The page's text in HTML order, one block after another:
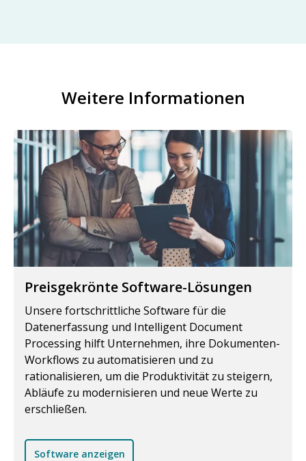
Weitere Informationen
Preisgekrönte Software-Lösungen
Unsere fortschrittliche Software für die
Datenerfassung und Intelligent Document
Processing hilft Unternehmen, ihre Dokumenten-
Workflows zu automatisieren und zu
rationalisieren, um die Produktivität zu steigern,
Abläufe zu modernisieren und neue Werte zu
erschließen.
Software anzeigen